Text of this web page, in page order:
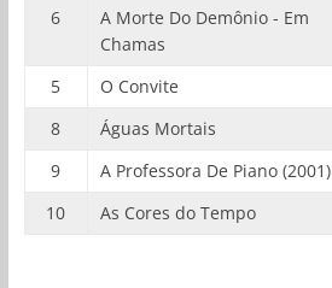
6
A Morte Do Demônio - Em
Chamas
5 O Convite
8
Águas Mortais
9
A Professora De Piano (2001)
10
As Cores do Tempo